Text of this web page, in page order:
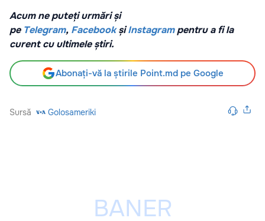
Acum ne puteți urmări și
pe Telegram, FacebookșiInstagrampentru a fi la
curent cu ultimele știri.
Abonați-vă la știrile Point.md pe Google
Sursă Golosameriki